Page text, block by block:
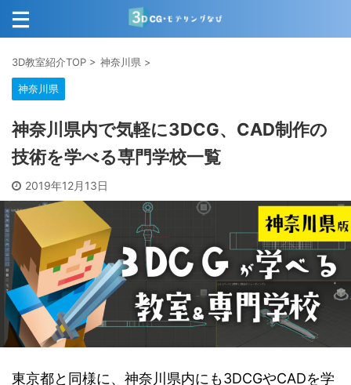
3D教室紹介TOP > 神奈川県 >
神奈川県
神奈川県内で気軽に3DCG、CAD制作の
技術を学べる専門学校一覧
2019年12月13日
東京都と同様に、神奈川県内にも3DCGやCADを学